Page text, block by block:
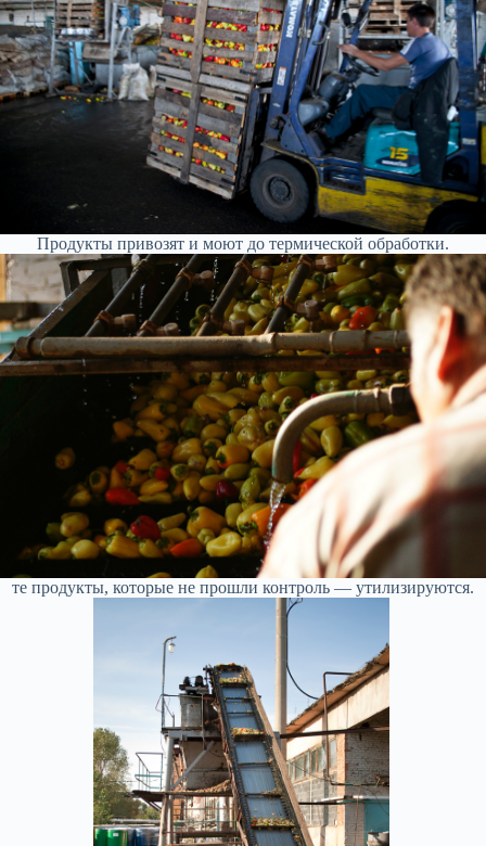
Продукты привозят и моют до термической обработки.
те продукты, которые не прошли контроль — утилизируются.